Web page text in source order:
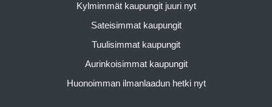
Kylmimmät kaupungit juuri nyt
Sateisimmat kaupungit
Tuulisimmat kaupungit
Aurinkoisimmat kaupungit
Huonoimman ilmanlaadun hetki nyt